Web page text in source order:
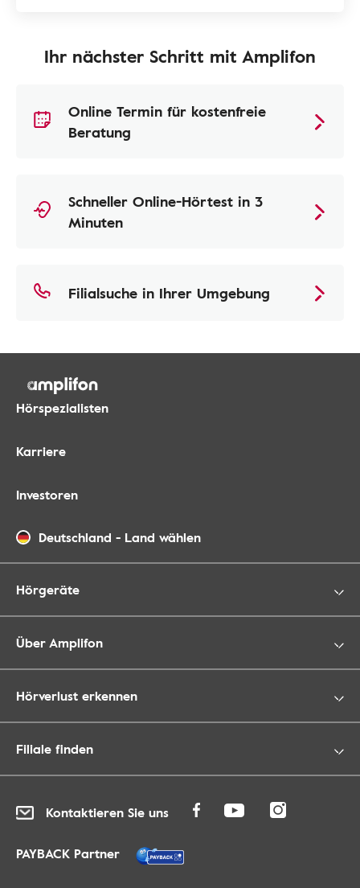
Ihr nächster Schritt mit Amplifon
Online Termin für kostenfreie
Beratung
Schneller Online-Hörtest in 3
Minuten
Filialsuche in Ihrer Umgebung
Hörspezialisten
Karriere
Investoren
Deutschland - Land wählen
Hörgeräte
Über Amplifon
Hörverlust erkennen
Filiale finden
Kontaktieren Sie uns
PAYBACK Partner